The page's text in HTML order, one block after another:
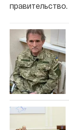
правительство.